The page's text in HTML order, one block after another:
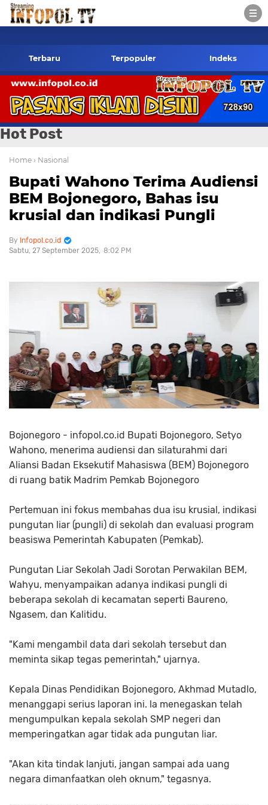
Kontak Redaksi- 085784424805 wa
Terbaru Terpopuler Indeks
Hot Post
Home › Nasional
Bupati Wahono Terima Audiensi
BEM Bojonegoro, Bahas isu
krusial dan indikasi Pungli
Infopol.co.id
Sabtu, 27 September 2025 8:02 PM
Bojonegoro - infopol.co.id Bupati Bojonegoro, Setyo
Wahono, menerima audiensi dan silaturahmi dari
Aliansi Badan Eksekutif Mahasiswa (BEM) Bojonegoro
di ruang batik Madrim Pemkab Bojonegoro
Pertemuan ini fokus membahas dua isu krusial, indikasi
pungutan liar (pungli) di sekolah dan evaluasi program
beasiswa Pemerintah Kabupaten (Pemkab).
Pungutan Liar Sekolah Jadi Sorotan Perwakilan BEM,
Wahyu, menyampaikan adanya indikasi pungli di
beberapa sekolah di kecamatan seperti Baureno,
Ngasem, dan Kalitidu.
"Kami mengambil data dari sekolah tersebut dan
meminta sikap tegas pemerintah," ujarnya.
Kepala Dinas Pendidikan Bojonegoro, Akhmad Mutadlo,
menanggapi serius laporan ini. la menegaskan telah
mengumpulkan kepala sekolah SMP negeri dan
memperingatkan agar tidak ada pungutan liar.
"Akan kita tindak lanjuti, jangan sampai ada uang
negara dimanfaatkan oleh oknum," tegasnya.